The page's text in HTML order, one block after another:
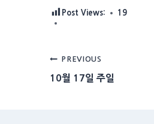
Post Views: 19
Post
navigation
PREVIOUS
10월 17일 주일